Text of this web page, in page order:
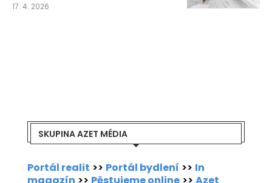
17. 4. 2026
SKUPINA AZET MÉDIA
Portál realit >> Portál bydlení >> In